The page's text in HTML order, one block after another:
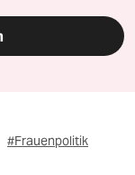
#Frauenpolitik